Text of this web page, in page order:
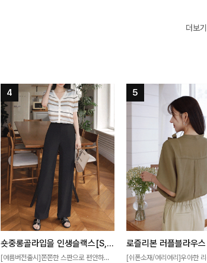
더보기
숏중롱골라입을 인생슬랙스[S,M,L,XL사이즈]
[여름버전출시]쫀쫀한 스판으로 편안하게
로즐리본 러플블라우스
[쉬폰소재/여리여리]우아한